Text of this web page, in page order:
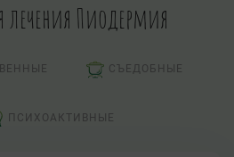
лечения Пиодермия
СЪЕДОБНЫЕ
ПСИХОАКТИВНЫЕ